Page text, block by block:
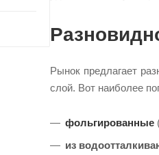
Рынок предлагает
слой. Вот наиболее
фольгированные
из